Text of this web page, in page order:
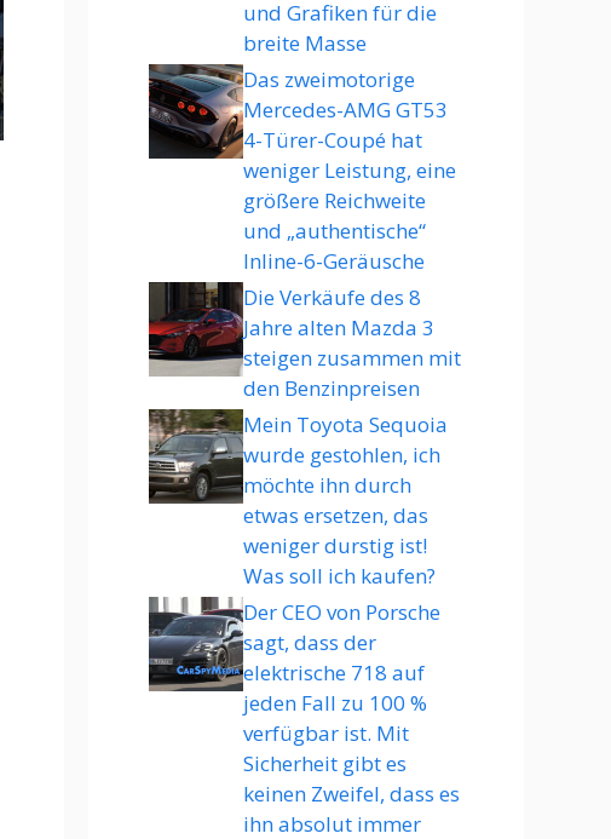
und Grafiken für die
breite Masse
Das zweimotorige
Mercedes-AMG GT53
4-Türer-Coupé hat
weniger Leistung, eine
größere Reichweite
und „authentische“
Inline-6-Geräusche
Die Verkäufe des 8
Jahre alten Mazda 3
steigen zusammen mit
den Benzinpreisen
Mein Toyota Sequoia
wurde gestohlen, ich
möchte ihn durch
etwas ersetzen, das
weniger durstig ist!
Was soll ich kaufen?
Der CEO von Porsche
sagt, dass der
elektrische 718 auf
jeden Fall zu 100 %
verfügbar ist. Mit
Sicherheit gibt es
keinen Zweifel, dass es
ihn absolut immer